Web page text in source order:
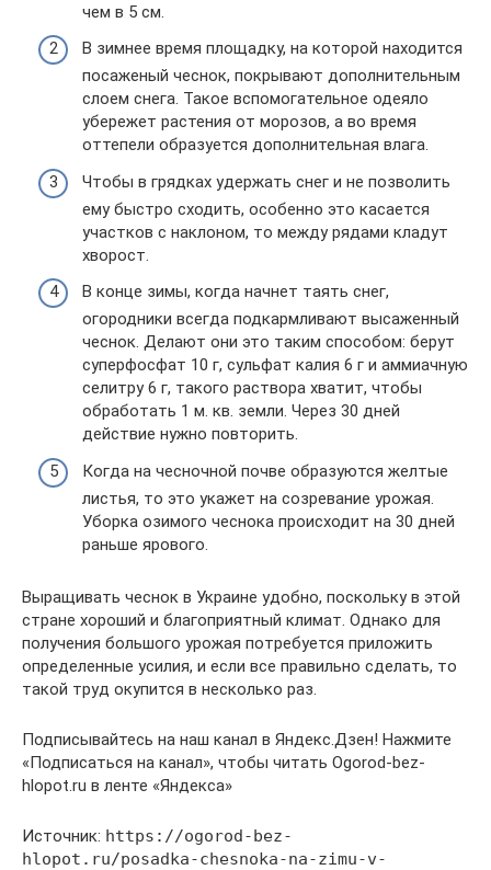
чем в 5 см.
В зимнее время площадку, на которой находится
посаженый чеснок, покрывают дополнительным
слоем снега. Такое вспомогательное одеяло
убережет растения от морозов, а во время
оттепели образуется дополнительная влага.
Чтобы в грядках удержать снег и не позволить
ему быстро сходить, особенно это касается
участков с наклоном, то между рядами кладут
хворост.
В конце зимы, когда начнет таять снег,
огородники всегда подкармливают высаженный
чеснок. Делают они это таким способом: берут
суперфосфат 10 г, сульфат калия 6 г и аммиачную
селитру 6 г, такого раствора хватит, чтобы
обработать 1 м. кв. земли. Через 30 дней
действие нужно повторить.
Когда на чесночной почве образуются желтые
листья, то это укажет на созревание урожая.
Уборка озимого чеснока происходит на 30 дней
раньше ярового.
Выращивать чеснок в Украине удобно, поскольку в этой
стране хороший и благоприятный климат. Однако для
получения большого урожая потребуется приложить
определенные усилия, и если все правильно сделать, то
такой труд окупится в несколько раз.
Подписывайтесь на наш канал в Яндекс.Дзен! Нажмите
«Подписаться на канал», чтобы читать Ogorod-bez-
hlopot.ru в ленте «Яндекса»
Источник: https://ogorod-bez-
hlopot.ru/posadka-chesnoka-na-zimu-v-